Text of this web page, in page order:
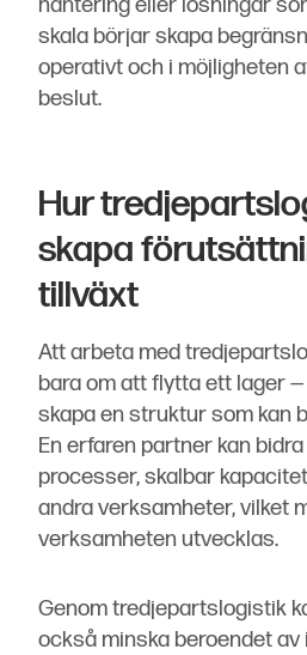
skala börjar skapa
operativt och i möjligheten
beslut.
Hur
skapa
tillväxt
Att arbeta med
bara om att flytta ett lager
skapa en struktur som kan
En erfaren partner kan
processer, skalbar
andra verksamheter, vilket
verksamheten utvecklas.
Genom tredjepartslogistik
också minska beroendet